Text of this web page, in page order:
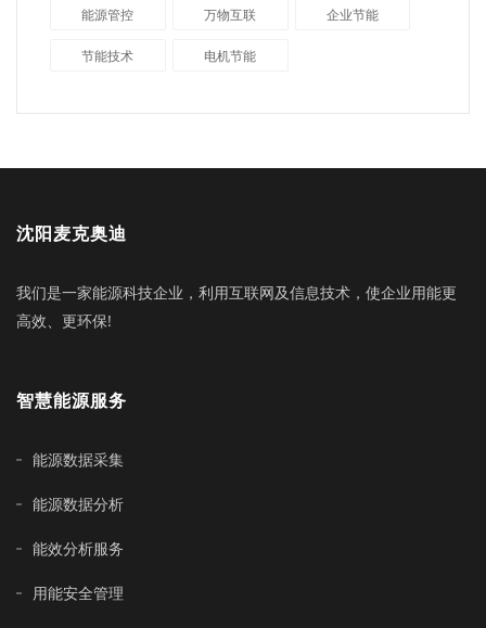
能源管控 万物互联 企业节能
节能技术 电机节能
沈阳麦克奥迪
我们是一家能源科技企业，利用互联网及信息技术，使企业用能更
高效、更环保!
智慧能源服务
能源数据采集
能源数据分析
能效分析服务
用能安全管理